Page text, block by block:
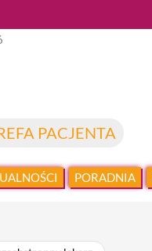
PACJENTA
PORADNIA